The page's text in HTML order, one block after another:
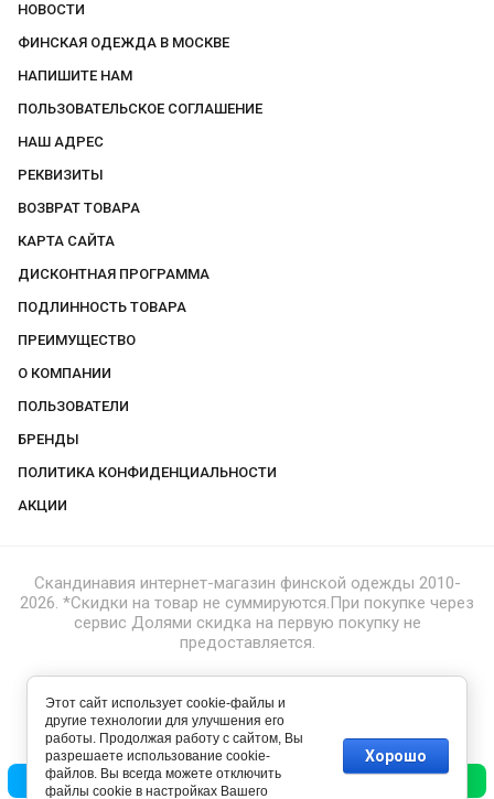
НОВОСТИ
ФИНСКАЯ ОДЕЖДА В МОСКВЕ
НАПИШИТЕ НАМ
ПОЛЬЗОВАТЕЛЬСКОЕ СОГЛАШЕНИЕ
НАШ АДРЕС
РЕКВИЗИТЫ
ВОЗВРАТ ТОВАРА
КАРТА САЙТА
ДИСКОНТНАЯ ПРОГРАММА
ПОДЛИННОСТЬ ТОВАРА
ПРЕИМУЩЕСТВО
О КОМПАНИИ
ПОЛЬЗОВАТЕЛИ
БРЕНДЫ
ПОЛИТИКА КОНФИДЕНЦИАЛЬНОСТИ
АКЦИИ
Скандинавия интернет-магазин финской одежды 2010-
2026. *Скидки на товар не суммируются.При покупке через
сервис Долями скидка на первую покупку не
предоставляется.
Позвонить Написать
Этот сайт использует cookie-файлы и
другие технологии для улучшения его
работы. Продолжая работу с сайтом, Вы
разрешаете использование cookie-
файлов. Вы всегда можете отключить
файлы cookie в настройках Вашего
Хорошо